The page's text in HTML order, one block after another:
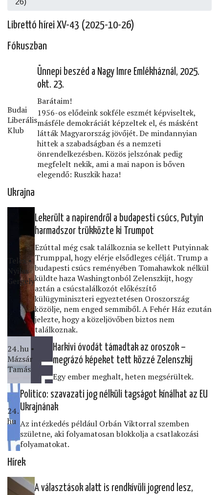
Librettó hírei XV-43 (2025-10-26)
Fókuszban
Budai
Liberális
Klub
Ünnepi beszéd a Nagy Imre Emlékháznál, 2025.
okt. 23.
Barátaim!
1956-os elődeink sokféle eszmét képviseltek,
másféle demokráciát képzeltek el, és másként
látták Magyarország jövőjét. De mindannyian
hittek a szabadságban és a nemzeti
önrendelkezésben. Közös jelszónak pedig
megfelelt nekik, ami a mai napon is bőven
elegendő: Ruszkik haza!
Ukrajna
Telex •
Nyilas
Gergely
Lekerült a napirendről a budapesti csúcs, Putyin
harmadszor trükközte ki Trumpot
Ezúttal még csak találkoznia se kellett Putyinnak
Trumppal, hogy elérje elsődleges célját. Trump a
budapesti csúcs reményében Tomahawkok nélkül
küldte haza Washingtonból Zelenszkijt, hogy
aztán a csúcstalálkozót előkészítő
külügyminiszteri egyeztetésen Oroszország
közölje, nem enged semmiből. A Fehér Ház ezután
jelezte, hogy a közeljövőben biztos nem
találkoznak.
24․hu •
Mázsár
Tamás
Harkivi óvodát támadtak az oroszok –
megrázó képeket tett közzé Zelenszkij
Egy ember meghalt, heten megsérültek.
24․
hu
Politico: szavazati jog nélküli tagságot kínálhat az EU
Ukrajnának
Az intézkedés például Orbán Viktorral szemben
születne, aki folyamatosan blokkolja a csatlakozási
folyamatokat.
Hírek
A választások alatt is rendkívüli jogrend lesz,